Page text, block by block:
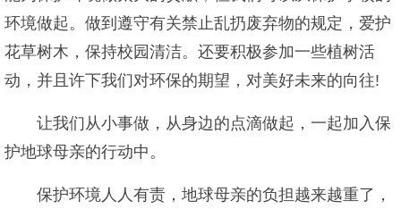
环境做起。做到遵守有关禁止乱扔废弃物的规定，爱护
花草树木，保持校园清洁。还要积极参加一些植树活
动，并且许下我们对环保的期望，对美好未来的向往!
让我们从小事做，从身边的点滴做起，一起加入保
护地球母亲的行动中。
保护环境人人有责，地球母亲的负担越来越重了，